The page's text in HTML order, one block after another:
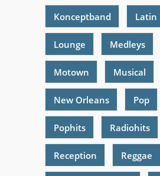
Konceptband Latin
Lounge Medleys
Motown Musical
New Orleans Pop
Pophits Radiohits
Reception Reggae